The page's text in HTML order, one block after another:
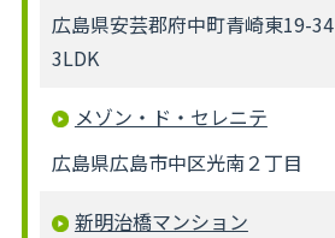
広島県安芸郡府中町青崎東19-34
3LDK
メゾン・ド・セレニテ
広島県広島市中区光南２丁目
新明治橋マンション